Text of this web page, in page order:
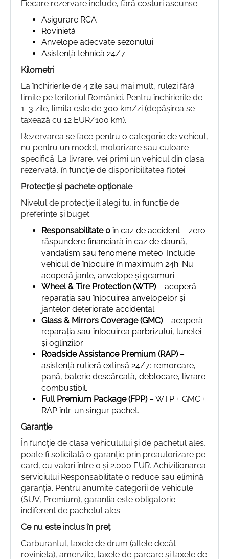
Fiecare rezervare include, fără costuri ascunse:
Asigurare RCA
Rovinietă
Anvelope adecvate sezonului
Asistență tehnică 24/7
Kilometri
La închirierile de 4 zile sau mai mult, rulezi fără
limite pe teritoriul României. Pentru închirierile de
1–3 zile, limita este de 300 km/zi (depășirea se
taxează cu 12 EUR/100 km).
Rezervarea se face pentru o categorie de vehicul,
nu pentru un model, motorizare sau culoare
specifică. La livrare, vei primi un vehicul din clasa
rezervată, în funcție de disponibilitatea flotei.
Protecție și pachete opționale
Nivelul de protecție îl alegi tu, în funcție de
preferințe și buget:
Responsabilitate 0 în caz de accident – zero
răspundere financiară în caz de daună,
vandalism sau fenomene meteo. Include
vehicul de înlocuire în maximum 24h. Nu
acoperă jante, anvelope și geamuri.
Wheel & Tire Protection (WTP)– acoperă
reparația sau înlocuirea anvelopelor și
jantelor deteriorate accidental.
Glass & Mirrors Coverage (GMC)– acoperă
reparația sau înlocuirea parbrizului, lunetei
și oglinzilor.
Roadside Assistance Premium (RAP)–
asistență rutieră extinsă 24/7: remorcare,
pană, baterie descărcată, deblocare, livrare
combustibil.
Full Premium Package (FPP)– WTP + GMC +
RAP într-un singur pachet.
Garanție
În funcție de clasa vehiculului și de pachetul ales,
poate fi solicitată o garanție prin preautorizare pe
card, cu valori între 0 și 2.000 EUR. Achiziționarea
serviciului Responsabilitate 0 reduce sau elimină
garanția. Pentru anumite categorii de vehicule
(SUV, Premium), garanția este obligatorie
indiferent de pachetul ales.
Ce nu este inclus în preț
Carburantul, taxele de drum (altele decât
rovinieta), amenzile, taxele de parcare și taxele de